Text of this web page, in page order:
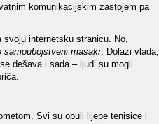
komunikacijskim zastojem pa
svoju internetsku stranicu. No,
samoubojstveni masakr. Dolazi vlada,
dešava i sada – ljudi su mogli
Svi su obuli lijepe tenisice i